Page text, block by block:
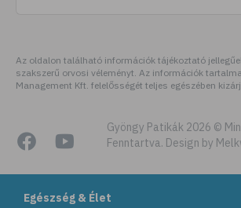
Egészség & Élet
# citromfű
# testmozgás
# légúti allergia
# stresszoldás
# ásványi anyag
Az oldalon található információk tájékoztató
szakszerű orvosi véleményt. Az információk
Management Kft. felelősségét teljes egészében
Gyöngy Patikák 2026 ©
Fenntartva. Design by